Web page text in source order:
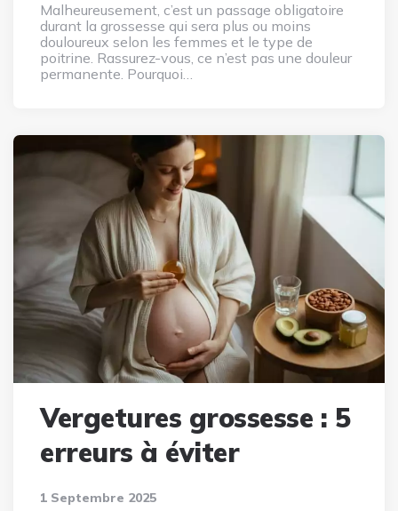
Malheureusement, c’est un passage obligatoire
durant la grossesse qui sera plus ou moins
douloureux selon les femmes et le type de
poitrine. Rassurez-vous, ce n’est pas une douleur
permanente. Pourquoi…
Vergetures grossesse : 5
erreurs à éviter
1 Septembre 2025